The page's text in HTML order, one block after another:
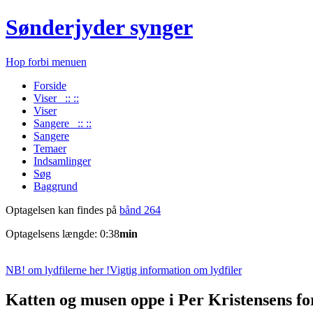
Sønderjyder synger
Hop forbi menuen
Forside
Viser :: ::
Viser
Sangere :: ::
Sangere
Temaer
Indsamlinger
Søg
Baggrund
Optagelsen kan findes på bånd 264
Optagelsens længde: 0:38min
NB! om lydfilerne her !Vigtig information om lydfiler
Katten og musen oppe i Per Kristensens